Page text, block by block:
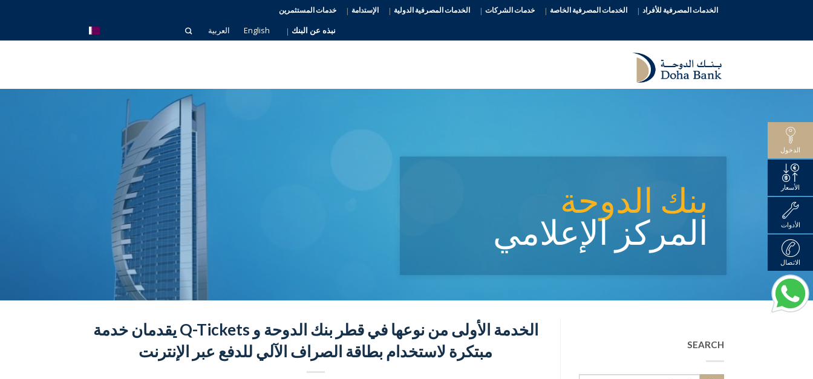
الخدمات المصرفية للأفراد الخدمات المصرفية الخاصة خدمات الشركات الخدمات المصرفية الدولية الإستدامة خدمات المستثمرين
نبذه عن البنك English العربية
بنك الدوحة
المركز الإعلامي
الخدمة الأولى من نوعها في قطر بنك الدوحة و Q-Tickets يقدمان خدمة
مبتكرة لاستخدام بطاقة الصراف الآلي للدفع عبر الإنترنت
SEARCH
الدخول
الأسعار
الأدوات
الاتصال